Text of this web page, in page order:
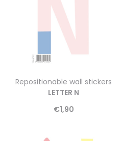
Repositionable wall stickers
LETTER N
€1,90